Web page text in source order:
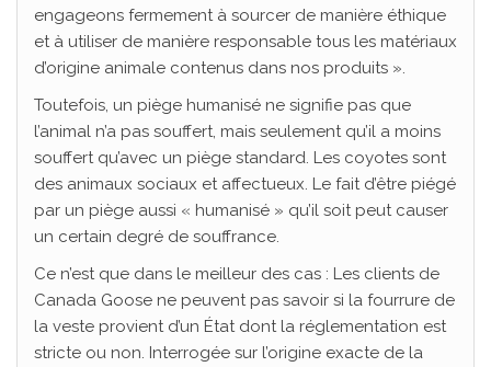
engageons fermement à sourcer de manière éthique
et à utiliser de manière responsable tous les matériaux
d’origine animale contenus dans nos produits ».
Toutefois, un piège humanisé ne signifie pas que
l’animal n’a pas souffert, mais seulement qu’il a moins
souffert qu’avec un piège standard. Les coyotes sont
des animaux sociaux et affectueux. Le fait d’être piégé
par un piège aussi « humanisé » qu’il soit peut causer
un certain degré de souffrance.
Ce n’est que dans le meilleur des cas : Les clients de
Canada Goose ne peuvent pas savoir si la fourrure de
la veste provient d’un État dont la réglementation est
stricte ou non. Interrogée sur l’origine exacte de la